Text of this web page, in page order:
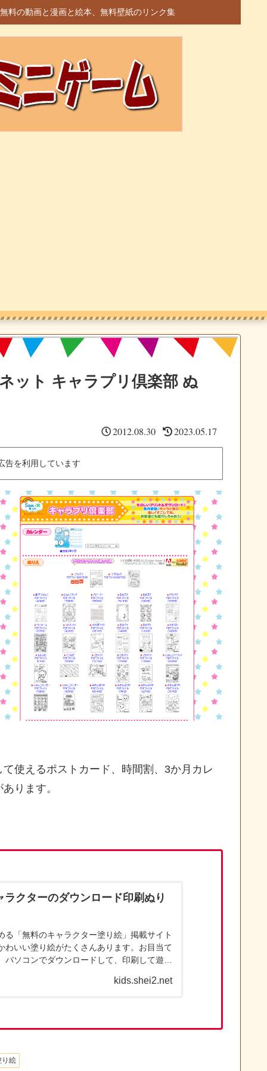
料の動画と漫画と絵本、無料壁紙のリンク集
ット キャラプリ倶楽部 ぬ
2012.08.30 2023.05.17
告を利用しています
使えるポストカード、時間割、3か月カレ
ります。
クターのダウンロード印刷ぬり
る「無料のキャラクター塗り絵」掲載サイト
わいい塗り絵がたくさんあります。お目当て
ソコンでダウンロードして、印刷して遊ん
kids.shei2.net
り絵